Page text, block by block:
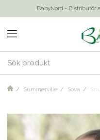
BabyNord - Distributör
Summerville Sova